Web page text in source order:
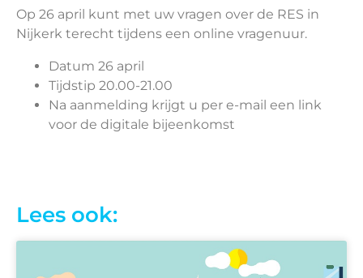
Op 26 april kunt met uw vragen over de RES in
Nijkerk terecht tijdens een online vragenuur.
Datum 26 april
Tijdstip 20.00-21.00
Na aanmelding krijgt u per e-mail een link
voor de digitale bijeenkomst
Lees ook: